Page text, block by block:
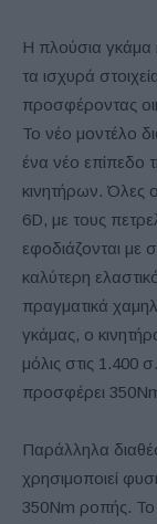
Η πλούσια γκάμα
τα ισχυρά
προσφέροντας
Το νέο μοντέλο
ένα νέο επίπεδο
κινητήρων. Όλες
6D, με τους
εφοδιάζονται με
καλύτερη
πραγματικά
γκάμας, ο
μόλις στις 1.400
προσφέρει
Παράλληλα
χρησιμοποιεί
350Nm ροπής. Το